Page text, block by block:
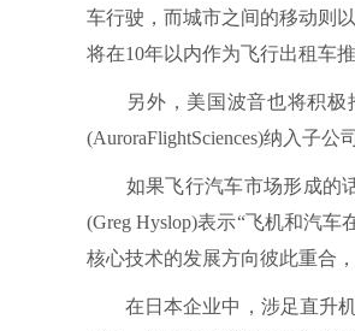
车行驶，而城市之间的移动则
将在10年以内作为飞行出租车推
另外，美国波音也将积极推
(AuroraFlightSciences)纳入子公司
如果飞行汽车市场形成的话
(Greg Hyslop)表示“飞机和汽
核心技术的发展方向彼此重合
在日本企业中，涉足直升机